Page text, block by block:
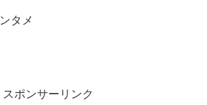
タメ
スポンサーリンク